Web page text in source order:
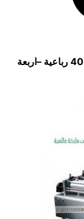
–اربعة